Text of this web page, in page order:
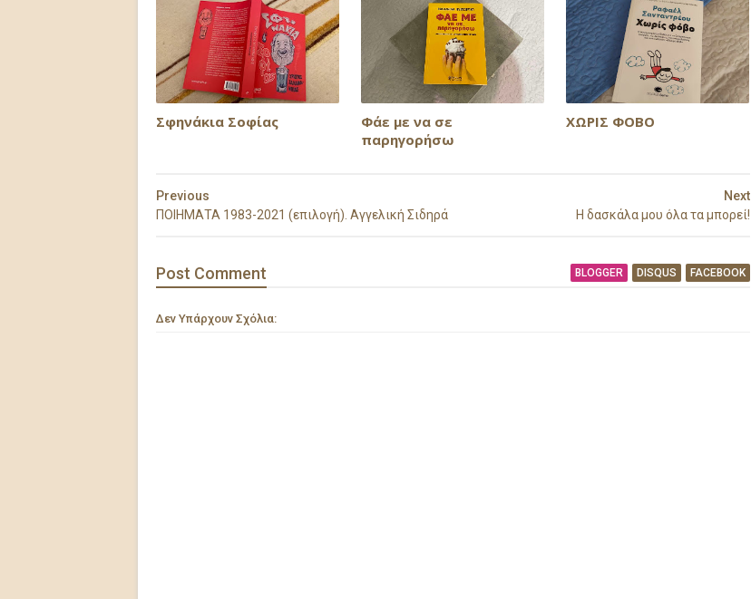
Σφηνάκια Σοφίας
Φάε με να σε
παρηγορήσω
ΧΩΡΙΣ ΦΟΒΟ
Next
Η δασκάλα μου όλα τα μπορεί!
Previous
ΠΟΙΗΜΑΤΑ 1983-2021 (επιλογή). Αγγελική Σιδηρά
Post Comment BLOGGER DISQUS FACEBOOK
Δεν Υπάρχουν Σχόλια: